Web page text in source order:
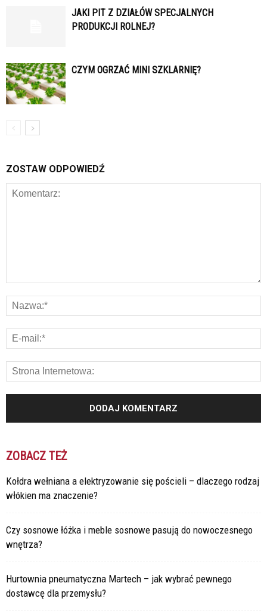
JAKI PIT Z DZIAŁÓW SPECJALNYCH
PRODUKCJI ROLNEJ?
CZYM OGRZAĆ MINI SZKLARNIĘ?
ZOSTAW ODPOWIEDŹ
ZOBACZ TEŻ
Kołdra wełniana a elektryzowanie się pościeli – dlaczego rodzaj
włókien ma znaczenie?
Czy sosnowe łóżka i meble sosnowe pasują do nowoczesnego
wnętrza?
Hurtownia pneumatyczna Martech – jak wybrać pewnego
dostawcę dla przemysłu?